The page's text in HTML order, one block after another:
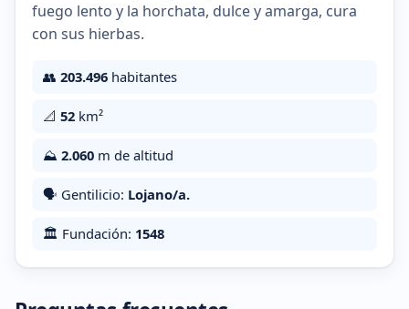
fuego lento y la horchata, dulce y amarga, cura
con sus hierbas.
👥 203.496 habitantes
📐 52 km²
⛰️ 2.060 m de altitud
🗣️ Gentilicio: Lojano/a.
🏛️ Fundación: 1548